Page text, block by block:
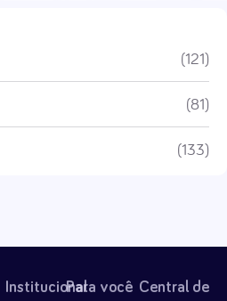
(121)
(81)
(133)
InstitucionalPara você Central de